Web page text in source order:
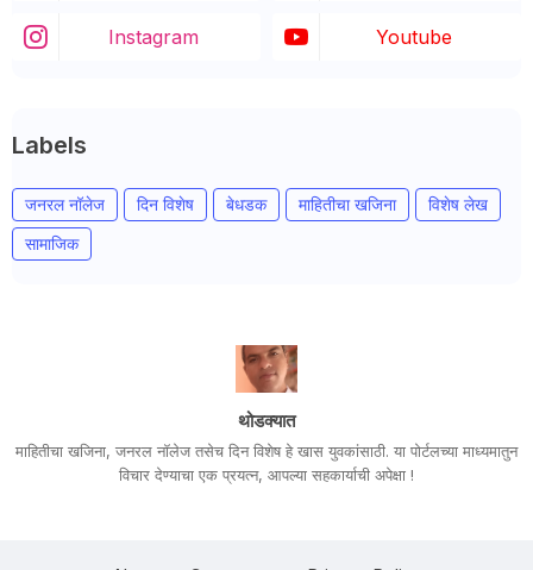
Instagram Youtube
Labels
जनरल नॉलेज दिन विशेष बेधडक माहितीचा खजिना
विशेष लेख
सामाजिक
थोडक्यात
माहितीचा खजिना, जनरल नॉलेज तसेच दिन विशेष हे खास युवकांसाठी. या पोर्टलच्या माध्यमातुन
विचार देण्याचा एक प्रयत्न, आपल्या सहकार्याची अपेक्षा !